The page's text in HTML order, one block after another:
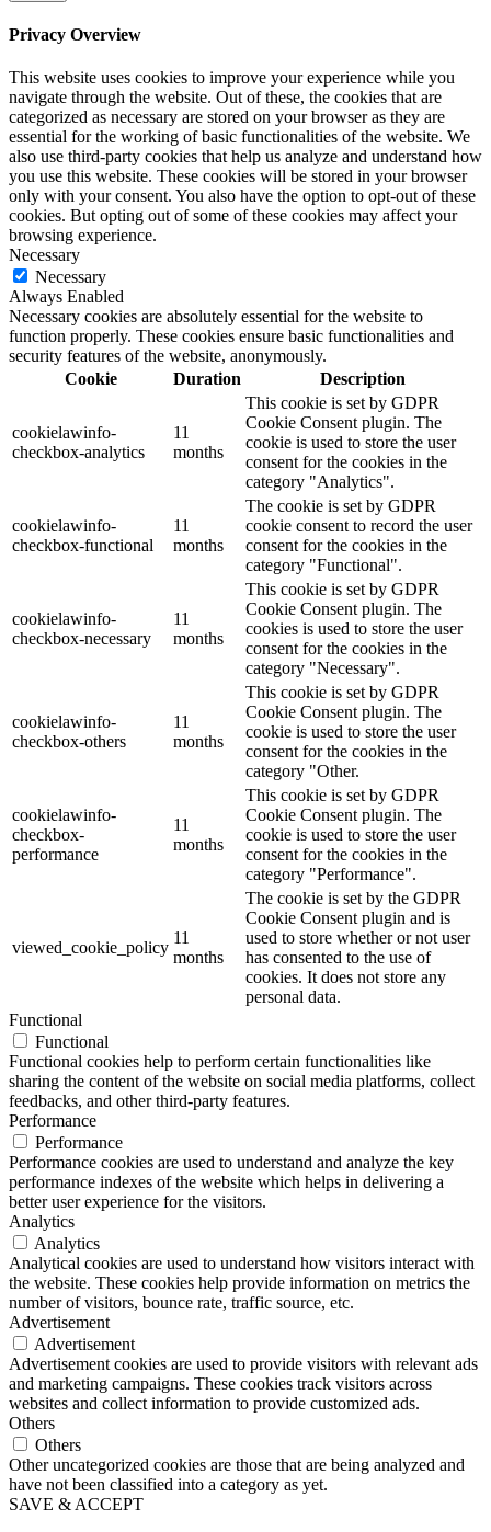
Privacy Overview
This website uses cookies to improve your experience while you
navigate through the website. Out of these, the cookies that are
categorized as necessary are stored on your browser as they are
essential for the working of basic functionalities of the website. We
also use third-party cookies that help us analyze and understand how
you use this website. These cookies will be stored in your browser
only with your consent. You also have the option to opt-out of these
cookies. But opting out of some of these cookies may affect your
browsing experience.
Necessary
Necessary
Always Enabled
Necessary cookies are absolutely essential for the website to
function properly. These cookies ensure basic functionalities and
security features of the website, anonymously.
Cookie
Duration Description
cookielawinfo-
checkbox-analytics
11
months
This cookie is set by GDPR
Cookie Consent plugin. The
cookie is used to store the user
consent for the cookies in the
category "Analytics".
cookielawinfo-
checkbox-functional
11
months
The cookie is set by GDPR
cookie consent to record the user
consent for the cookies in the
category "Functional".
cookielawinfo-
checkbox-necessary
11
months
This cookie is set by GDPR
Cookie Consent plugin. The
cookies is used to store the user
consent for the cookies in the
category "Necessary".
cookielawinfo-
checkbox-others
11
months
This cookie is set by GDPR
Cookie Consent plugin. The
cookie is used to store the user
consent for the cookies in the
category "Other.
cookielawinfo-
checkbox-
performance
11
months
This cookie is set by GDPR
Cookie Consent plugin. The
cookie is used to store the user
consent for the cookies in the
category "Performance".
viewed_cookie_policy
11
months
The cookie is set by the GDPR
Cookie Consent plugin and is
used to store whether or not user
has consented to the use of
cookies. It does not store any
personal data.
Functional
Functional
Functional cookies help to perform certain functionalities like
sharing the content of the website on social media platforms, collect
feedbacks, and other third-party features.
Performance
Performance
Performance cookies are used to understand and analyze the key
performance indexes of the website which helps in delivering a
better user experience for the visitors.
Analytics
Analytics
Analytical cookies are used to understand how visitors interact with
the website. These cookies help provide information on metrics the
number of visitors, bounce rate, traffic source, etc.
Advertisement
Advertisement
Advertisement cookies are used to provide visitors with relevant ads
and marketing campaigns. These cookies track visitors across
websites and collect information to provide customized ads.
Others
Others
Other uncategorized cookies are those that are being analyzed and
have not been classified into a category as yet.
SAVE & ACCEPT